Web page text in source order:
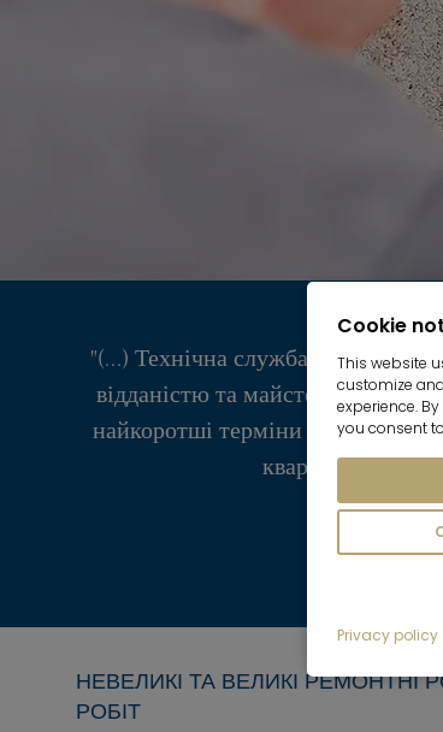
"(...) Технічна служба дбає про
відданістю та майстерністю.
найкоротші терміни (...) Це
квартир як
НЕВЕЛИКІ ТА ВЕЛИКІ
РОБІТ
Cookie
This website
customize
experience.
you consent
Privacy policy